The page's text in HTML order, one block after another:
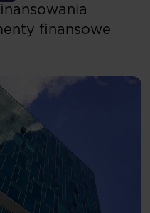
finansowe